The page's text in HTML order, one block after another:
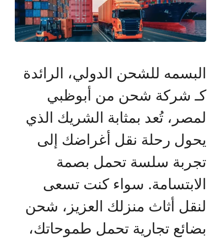
البسمه للشحن الدولي، الرائدة
كـ شركة شحن من أبوظبي
لمصر، تُعد بمثابة الشريك الذي
يحول رحلة نقل أغراضك إلى
تجربة سلسة تحمل بصمة
الابتسامة. سواء كنت تسعى
لنقل أثاث منزلك العزيز، شحن
بضائع تجارية تحمل طموحاتك،